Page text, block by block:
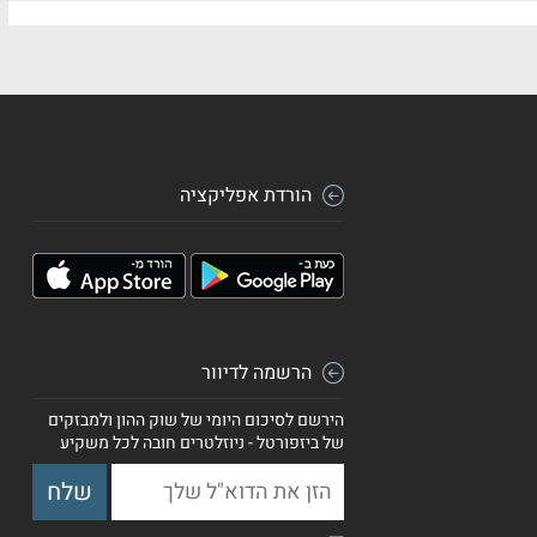
הורדת אפליקציה
הרשמה לדיוור
הירשם לסיכום היומי של שוק ההון ולמבזקים
של ביזפורטל - ניוזלטרים חובה לכל משקיע